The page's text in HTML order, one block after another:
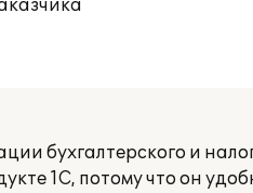
бухгалтерского и
1С, потому что он